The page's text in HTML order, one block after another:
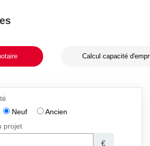
Calcul capacité